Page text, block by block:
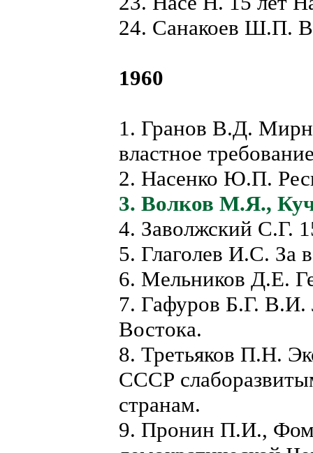
24. Санакоев Ш.П.
1960
1. Гранов В.Д.
властное
2. Насенко Ю.П.
3. Волков М.Я.,
4. Заволжский С.Г.
5. Глаголев И.С. За
6. Мельников Д.Е.
7. Гафуров Б.Г. В.И.
Востока.
8. Третьяков П.Н.
СССР
странам.
9. Пронин П.И.,